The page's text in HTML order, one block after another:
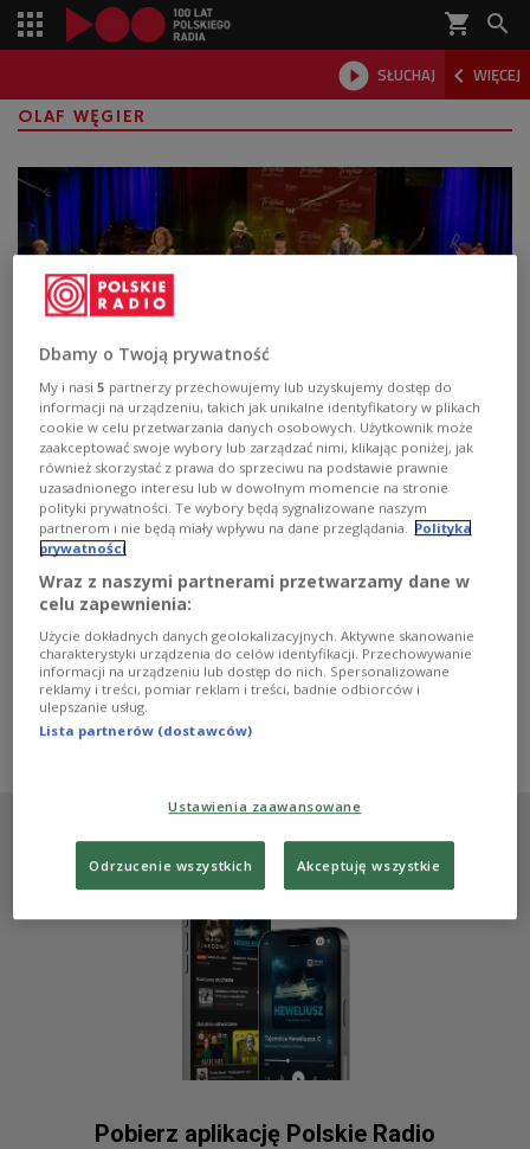
shopping_cart 
 SŁUCHAJ  WIĘCEJ

OLAF WĘGIER
EABS w hołdzie Krzysztofowi Komedzie.
Retransmisja koncertu [POSŁUCHAJ]
W programie 3 Polskiego Radia przypomnieliśmy
koncert, który wybrzmiał w Trójce z okazji 50. rocznicy
śmierci Krzysztofa Komedy. Wrocławski Electro Acoustic
Beat Sessions zagrał w studiu im.
Agnieszki Osieckiej, poświęcając występ
wybitnemu jazzowemu muzykowi. Zachęcamy do
wysłuchania retransmisji koncertu z 2019 roku.
Zobacz więcej na temat:Trójka koncert
Muzyczne Studio im. Agnieszki Osieckiej
Krzysztof Komeda
pr poleca
Marek Pędziwiatr
Paweł Stachowiak
Jakub Kurek
Pobierz aplikację Polskie Radio
Dbamy o Twoją prywatność
My i nasi5 partnerzy przechowujemy lub uzyskujemy dostęp do
informacji na urządzeniu, takich jak unikalne identyfikatory w plikach
cookie w celu przetwarzania danych osobowych. Użytkownik może
zaakceptować swoje wybory lub zarządzać nimi, klikając poniżej, jak
również skorzystać z prawa do sprzeciwu na podstawie prawnie
uzasadnionego interesu lub w dowolnym momencie na stronie
polityki prywatności. Te wybory będą sygnalizowane naszym
partnerom i nie będą miały wpływu na dane przeglądania. Polityka
prywatności
Wraz z naszymi partnerami przetwarzamy dane w
celu zapewnienia:
Użycie dokładnych danych geolokalizacyjnych. Aktywne skanowanie
charakterystyki urządzenia do celów identyfikacji. Przechowywanie
informacji na urządzeniu lub dostęp do nich. Spersonalizowane
reklamy i treści, pomiar reklam i treści, badnie odbiorców i
ulepszanie usług.
Lista partnerów (dostawców)
Ustawienia zaawansowane
Odrzucenie wszystkich Akceptuję wszystkie